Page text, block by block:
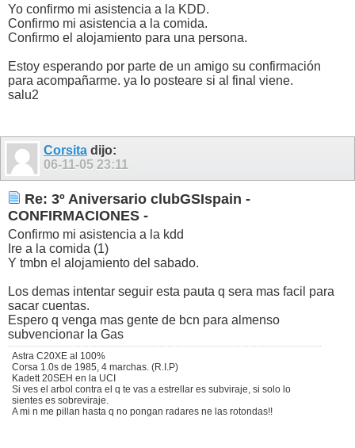
Yo confirmo mi asistencia a la KDD.
Confirmo mi asistencia a la comida.
Confirmo el alojamiento para una persona.
Estoy esperando por parte de un amigo su confirmación
para acompañarme. ya lo posteare si al final viene.
salu2
Corsita dijo:
06-11-05 23:11
Re: 3º Aniversario clubGSIspain -
CONFIRMACIONES -
Confirmo mi asistencia a la kdd
Ire a la comida (1)
Y tmbn el alojamiento del sabado.
Los demas intentar seguir esta pauta q sera mas facil para
sacar cuentas.
Espero q venga mas gente de bcn para almenso
subvencionar la Gas
Astra C20XE al 100%
Corsa 1.0s de 1985, 4 marchas. (R.I.P)
Kadett 20SEH en la UCI
Si ves el arbol contra el q te vas a estrellar es subviraje, si solo lo
sientes es sobreviraje.
A mi n me pillan hasta q no pongan radares ne las rotondas!!